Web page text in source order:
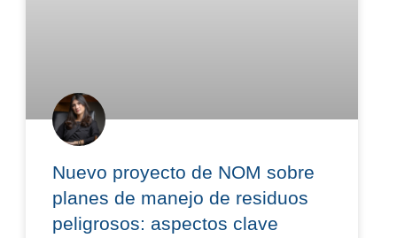
Nuevo proyecto de NOM sobre
planes de manejo de residuos
peligrosos: aspectos clave